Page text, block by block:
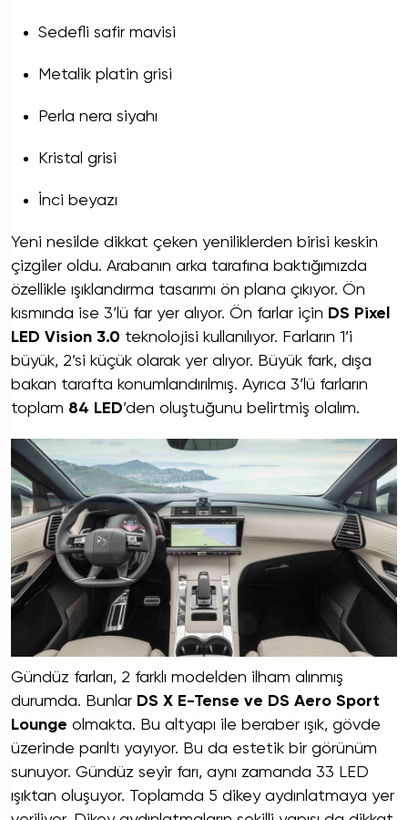
Sedefli safir mavisi
Metalik platin grisi
Perla nera siyahı
Kristal grisi
İnci beyazı
Yeni nesilde dikkat çeken yeniliklerden birisi keskin
çizgiler oldu. Arabanın arka tarafına baktığımızda
özellikle ışıklandırma tasarımı ön plana çıkıyor. Ön
kısmında ise 3’lü far yer alıyor. Ön farlar için DS Pixel
LED Vision 3.0 teknolojisi kullanılıyor. Farların 1’i
büyük, 2’si küçük olarak yer alıyor. Büyük fark, dışa
bakan tarafta konumlandırılmış. Ayrıca 3’lü farların
toplam 84 LED’den oluştuğunu belirtmiş olalım.
Gündüz farları, 2 farklı modelden ilham alınmış
durumda. Bunlar DS X E-Tense ve DS Aero Sport
Lounge olmakta. Bu altyapı ile beraber ışık, gövde
üzerinde parıltı yayıyor. Bu da estetik bir görünüm
sunuyor. Gündüz seyir farı, aynı zamanda 33 LED
ışıktan oluşuyor. Toplamda 5 dikey aydınlatmaya yer